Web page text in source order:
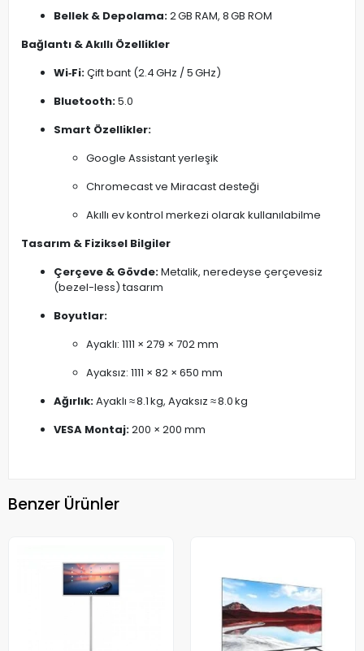
Bellek & Depolama:2 GB RAM, 8 GB ROM
Bağlantı & Akıllı Özellikler
Wi‑Fi:Çift bant (2.4 GHz / 5 GHz)
Bluetooth:5.0
Smart Özellikler:
Google Assistant yerleşik
Chromecast ve Miracast desteği
Akıllı ev kontrol merkezi olarak kullanılabilme
Tasarım & Fiziksel Bilgiler
Çerçeve & Gövde:Metalik, neredeyse çerçevesiz
(bezel-less) tasarım
Boyutlar:
Ayaklı: 1111 × 279 × 702 mm
Ayaksız: 1111 × 82 × 650 mm
Ağırlık:Ayaklı ≈ 8.1 kg, Ayaksız ≈ 8.0 kg
VESA Montaj:200 × 200 mm
Benzer Ürünler